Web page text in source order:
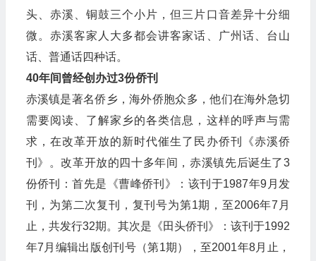
头、赤溪、铜鼓三个小片，但三片口音差异十分细
微。赤溪客家人大多都会讲客家话、广州话、台山
话、普通话四种话。
40年间曾经创办过3份侨刊
赤溪镇是著名侨乡，海外侨胞众多，他们在海外急切
需要阅读、了解家乡的各类信息，这样的呼声与需
求，在改革开放的新时代催生了民办侨刊《赤溪侨
刊》。改革开放的四十多年间，赤溪镇先后诞生了3
份侨刊：首先是《曹峰侨刊》：该刊于1987年9月发
刊，为第二次复刊，复刊号为第1期，至2006年7月
止，共发行32期。其次是《田头侨刊》：该刊于1992
年7月编辑出版创刊号（第1期），至2001年8月止，